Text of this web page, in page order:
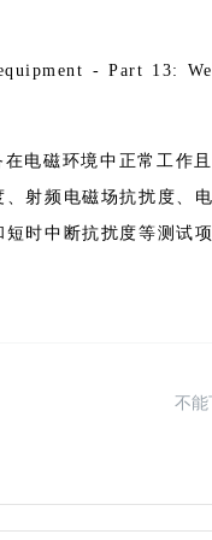
- Part 13:
电磁环境中正常工作
射频电磁场抗扰度、
时中断抗扰度等测试
不能